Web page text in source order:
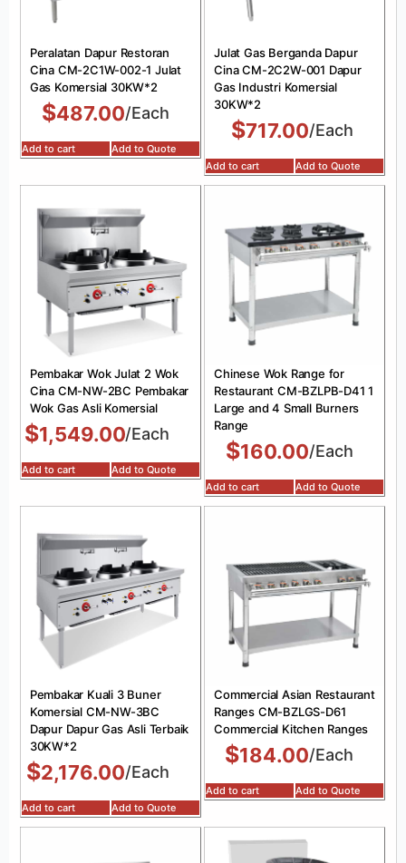
Peralatan Dapur Restoran
Cina CM-2C1W-002-1 Julat
Gas Komersial 30KW*2
$487.00/Each
Add to cart Add to Quote
Julat Gas Berganda Dapur
Cina CM-2C2W-001 Dapur
Gas Industri Komersial
30KW*2
$717.00/Each
Add to cart Add to Quote
Pembakar Wok Julat 2 Wok
Cina CM-NW-2BC Pembakar
Wok Gas Asli Komersial
$1,549.00/Each
Add to cart Add to Quote
Chinese Wok Range for
Restaurant CM-BZLPB-D41 1
Large and 4 Small Burners
Range
$160.00/Each
Add to cart Add to Quote
Pembakar Kuali 3 Buner
Komersial CM-NW-3BC
Dapur Dapur Gas Asli Terbaik
30KW*2
$2,176.00/Each
Add to cart Add to Quote
Commercial Asian Restaurant
Ranges CM-BZLGS-D61
Commercial Kitchen Ranges
$184.00/Each
Add to cart Add to Quote